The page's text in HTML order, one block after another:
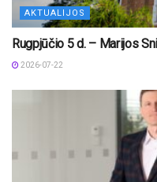
AKTUALIJOS
Rugpjūčio 5 d. – Marijos
2026-07-22